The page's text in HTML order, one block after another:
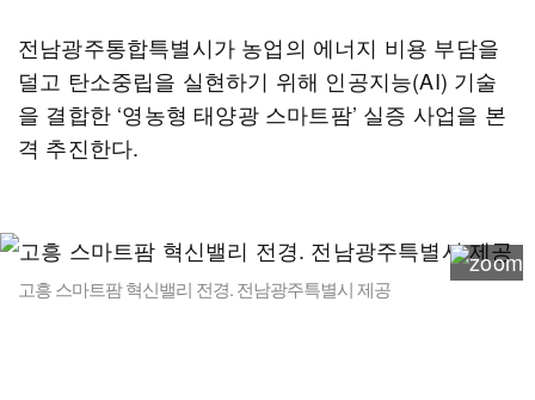
전남광주통합특별시가 농업의 에너지 비용 부담을
덜고 탄소중립을 실현하기 위해 인공지능(AI) 기술
을 결합한 ‘영농형 태양광 스마트팜’ 실증 사업을 본
격 추진한다.
고흥 스마트팜 혁신밸리 전경. 전남광주특별시 제공